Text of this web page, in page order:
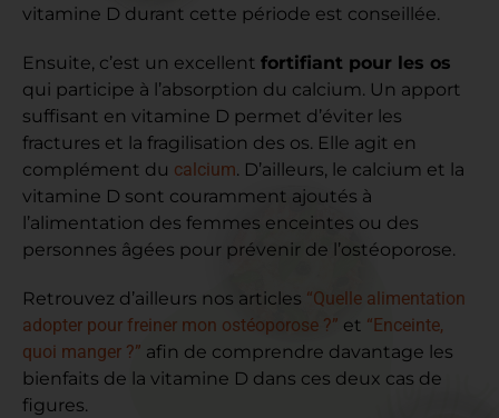
vitamine D durant cette période est conseillée.
Ensuite, c’est un excellent fortifiant pour les os
qui participe à l’absorption du calcium. Un apport
suffisant en vitamine D permet d’éviter les
fractures et la fragilisation des os. Elle agit en
complément du calcium. D’ailleurs, le calcium et la
vitamine D sont couramment ajoutés à
l’alimentation des femmes enceintes ou des
personnes âgées pour prévenir de l’ostéoporose.
Retrouvez d’ailleurs nos articles “Quelle alimentation
adopter pour freiner mon ostéoporose ?” et “Enceinte,
quoi manger ?” afin de comprendre davantage les
bienfaits de la vitamine D dans ces deux cas de
figures.